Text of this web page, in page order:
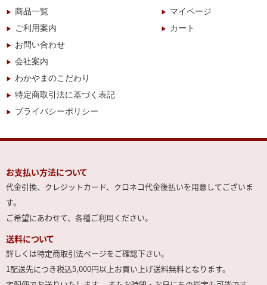
商品一覧
ご利用案内
お問い合わせ
会社案内
わかやまのこだわり
特定商取引法に基づく表記
プライバシーポリシー
マイページ
カート
お支払い方法について
代金引換、クレジットカード、クロネコ代金後払いを用意してございま
す。
ご希望にあわせて、各種ご利用ください。
送料について
詳しくは特定商取引法ページをご確認下さい。
1配送先につき税込5,000円以上お買い上げ送料無料となります。